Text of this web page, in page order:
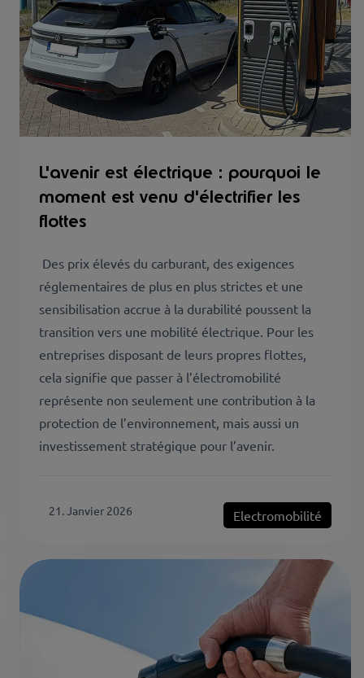
L'avenir est électrique : pourquoi le
moment est venu d'électrifier les
flottes
Des prix élevés du carburant, des exigences
réglementaires de plus en plus strictes et une
sensibilisation accrue à la durabilité poussent la
transition vers une mobilité électrique. Pour les
entreprises disposant de leurs propres flottes,
cela signifie que passer à l’électromobilité
représente non seulement une contribution à la
protection de l’environnement, mais aussi un
investissement stratégique pour l’avenir.
21. Janvier 2026 Electromobilité